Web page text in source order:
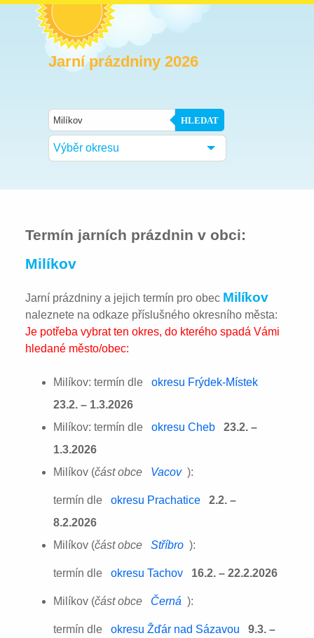
Jarní prázdniny 2026
HLEDAT
Výběr okresu
Termín jarních prázdnin v obci:
Milíkov
Jarní prázdniny a jejich termín pro obec Milíkov
naleznete na odkaze příslušného okresního města:
Je potřeba vybrat ten okres, do kterého spadá Vámi
hledané město/obec:
Milíkov: termín dle
okresu Frýdek-Místek
23.2. – 1.3.2026
Milíkov: termín dle
okresu Cheb
23.2. –
1.3.2026
Milíkov (část obce Vacov ):
termín dle okresu Prachatice
2.2. –
8.2.2026
Milíkov (část obce Stříbro ):
termín dle okresu Tachov 16.2. – 22.2.2026
Milíkov (část obce Černá ):
termín dle okresu Žďár nad Sázavou
9.3. –